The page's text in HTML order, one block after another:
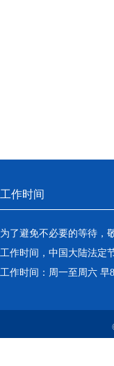
工作时间
为了避免不必要的等待，
工作时间，中国大陆法定
工作时间：周一至周六 早